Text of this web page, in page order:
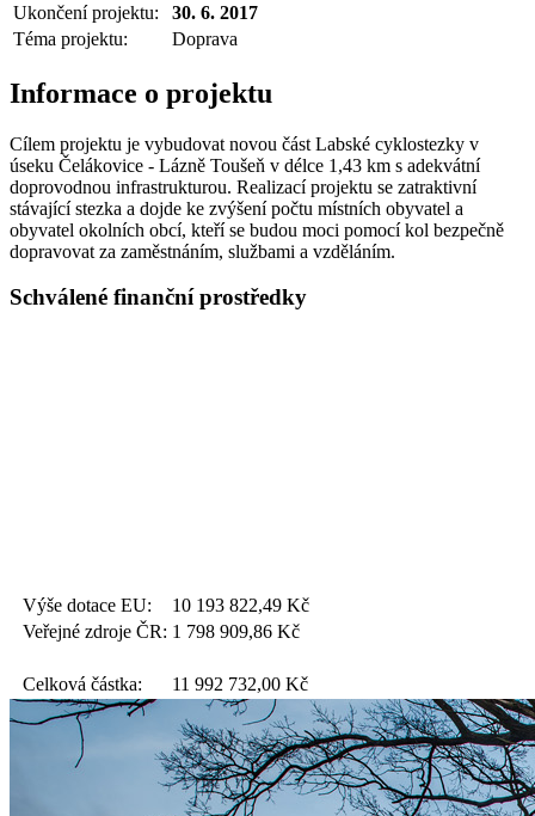
Ukončení projektu:
30. 6. 2017
Téma projektu:
Doprava
Informace o projektu
Cílem projektu je vybudovat novou část Labské cyklostezky v
úseku Čelákovice - Lázně Toušeň v délce 1,43 km s adekvátní
doprovodnou infrastrukturou. Realizací projektu se zatraktivní
stávající stezka a dojde ke zvýšení počtu místních obyvatel a
obyvatel okolních obcí, kteří se budou moci pomocí kol bezpečně
dopravovat za zaměstnáním, službami a vzděláním.
Schválené finanční prostředky
Výše dotace EU: 10 193 822,49 Kč
Veřejné zdroje ČR: 1 798 909,86 Kč
Celková částka: 11 992 732,00 Kč